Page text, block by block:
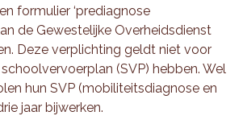
formulier ‘prediagnose
de Gewestelijke Overheidsdienst
Deze verplichting geldt niet voor
(SVP) hebben. Wel
hun SVP (mobiliteitsdiagnose en
jaar bijwerken.